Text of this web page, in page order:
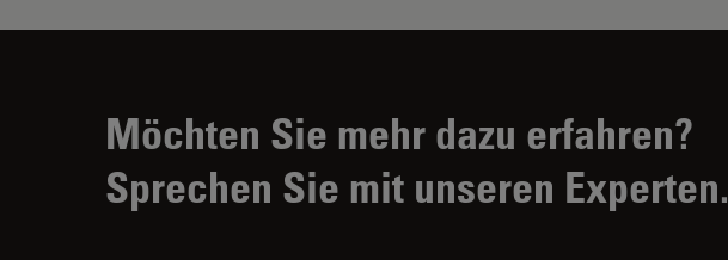
Möchten Sie mehr dazu erfahren?
Sprechen Sie mit unseren Experten.